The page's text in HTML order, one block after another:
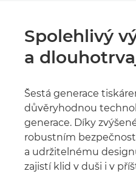
Spolehlivý
a
Šestá generace
důvěryhodnou
generace. Díky
robustním
a udržitelnému
zajistí klid v duši i v